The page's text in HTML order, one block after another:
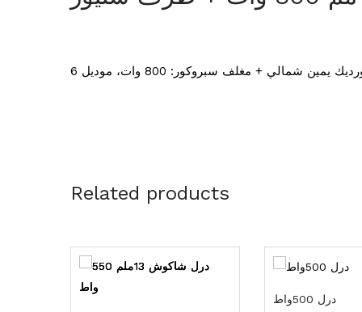
Related products
درل 500واط